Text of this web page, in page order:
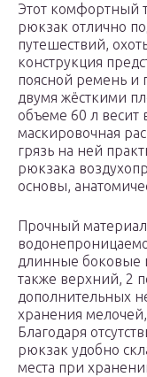
Этот комфортный
рюкзак отлично
путешествий,
конструкция
поясной ремень и
двумя жёсткими
объеме 60 л весит
маскировочная
грязь на ней
рюкзака
основы,
Прочный
длинные боковые
также верхний, 2
дополнительных
хранения
Благодаря
рюкзак удобно
места при